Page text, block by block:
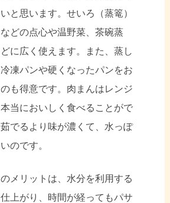
と思います。 せいろ（蒸篭）
どの点心や温野菜、茶碗蒸
に広く使えます。
また、蒸し
凍パンや硬くなったパンをお
も得意です。 肉まんはレンジ
当においしく食べることがで
でるより味が濃くて、水っぽ
のです。
メリットは、水分を利用する
上がり、時間が経ってもパサ